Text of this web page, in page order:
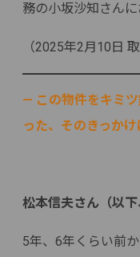
務の小坂沙知さんに
（2025年2月10日 取
— この物件をキミ
った、そのきっか
松本信夫さん（以下
5年、6年くらい前